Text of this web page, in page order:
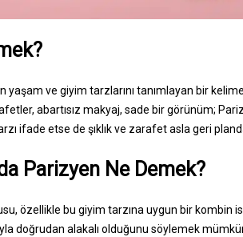
yaşam ve giyim tarzlarını tanımlayan bir
abartısız makyaj, sade bir görünüm;
ifade etse de şıklık ve zarafet asla geri
Parizyen Ne Demek?
özellikle bu giyim tarzına uygun bir kombin
doğrudan alakalı olduğunu söylemek